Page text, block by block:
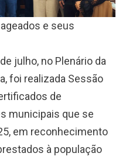
e seus
julho, no Plenário da
foi realizada Sessão
de
municipais que se
em reconhecimento
à população